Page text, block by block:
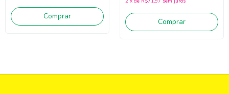
Comprar
Comprar